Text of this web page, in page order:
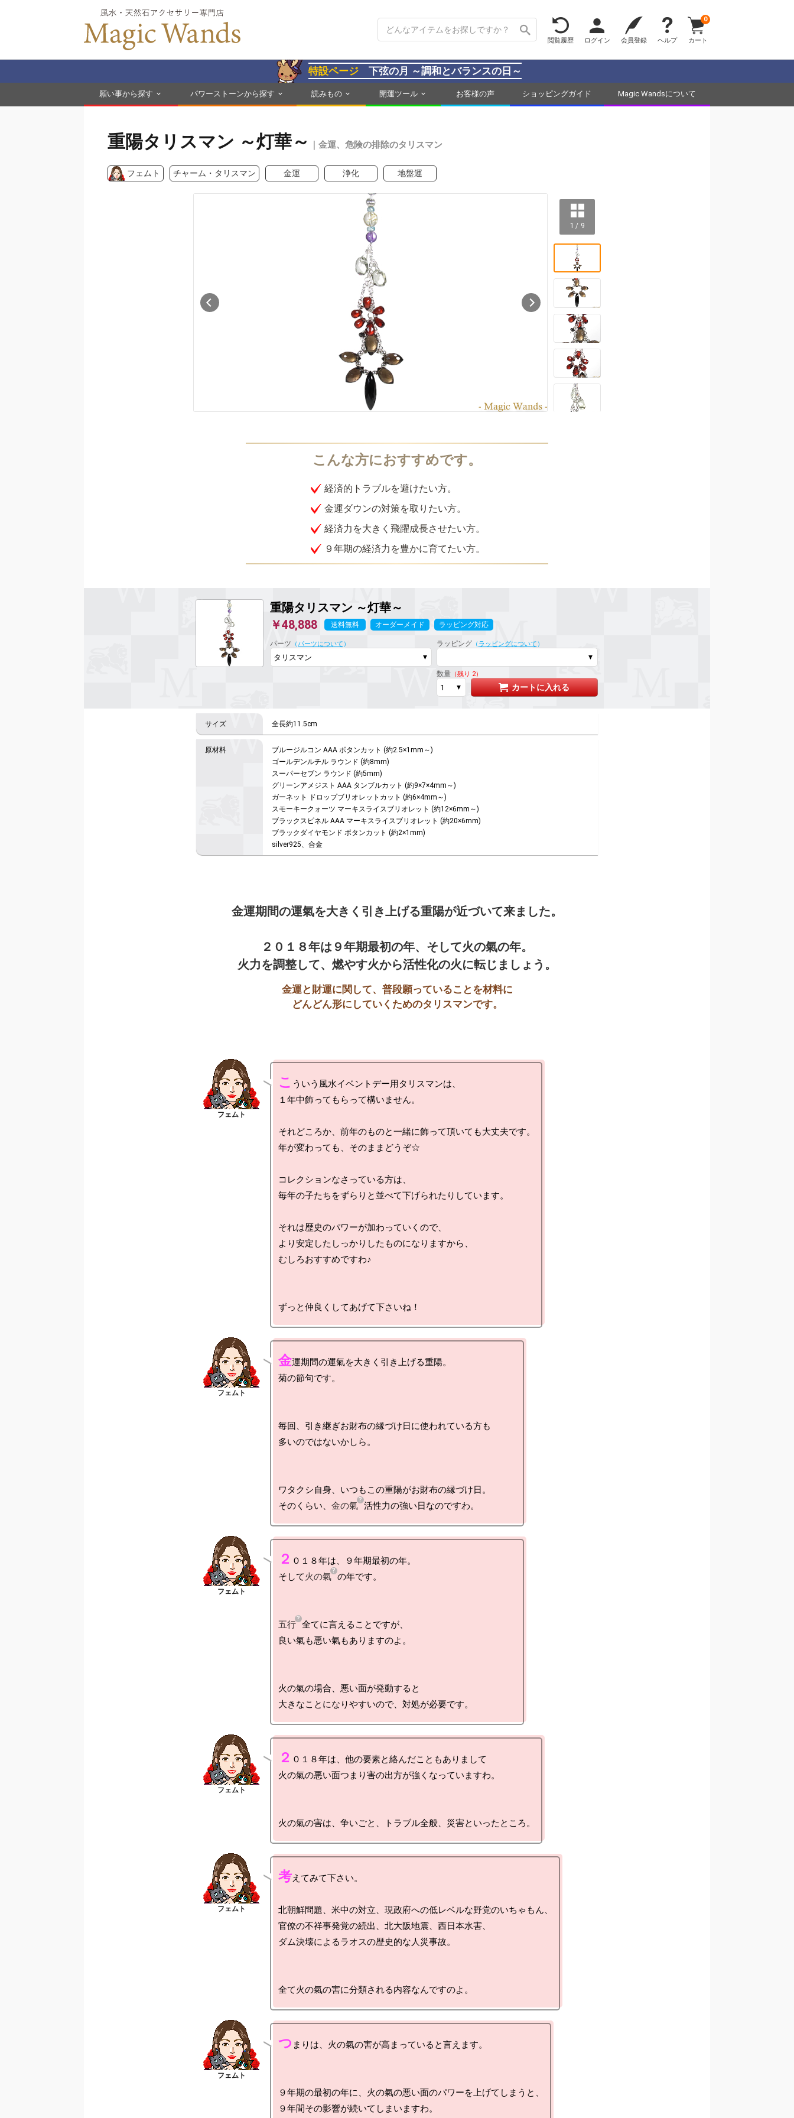
閲覧履歴 ログイン 会員登録 ヘルプ カート
0
特設ページ 下弦の月 ～調和とバランスの日～
願い事から探す パワーストーンから探す 読みもの 開運ツール お客様の声 ショッピングガイド Magic Wandsについて
重陽タリスマン ～灯華～ ｜金運、危険の排除のタリスマン
フェムト チャーム・タリスマン 金運 浄化 地盤運
1 / 9
経済的トラブルを避けたい方。
金運ダウンの対策を取りたい方。
経済力を大きく飛躍成長させたい方。
９年期の経済力を豊かに育てたい方。
重陽タリスマン ～灯華～
￥48,888
送料無料 オーダーメイド ラッピング対応
パーツ （パーツについて ） ラッピング（ ラッピングについて ）
数量（残り 2）
カートに入れる
全長約11.5cm
ブルージルコン AAA ボタンカット (約2.5×1mm～)
ゴールデンルチル ラウンド (約8mm)
スーパーセブン ラウンド (約5mm)
グリーンアメジスト AAA タンブルカット (約9×7×4mm～)
ガーネット ドロップブリオレットカット (約6×4mm～)
スモーキークォーツ マーキスライスブリオレット (約12×6mm～)
ブラックスピネル AAA マーキスライスブリオレット (約20×6mm)
ブラックダイヤモンド ボタンカット (約2×1mm)
silver925、合金
金運期間の運氣を大きく引き上げる重陽が近づいて来ました。
２０１８年は９年期最初の年、そして火の氣の年。
火力を調整して、燃やす火から活性化の火に転じましょう。
金運と財運に関して、普段願っていることを材料に
どんどん形にしていくためのタリスマンです。
こ ういう風水イベントデー用タリスマンは、
１年中飾ってもらって構いません。
それどころか、前年のものと一緒に飾って頂いても大丈夫です。
年が変わっても、そのままどうぞ☆
コレクションなさっている方は、
毎年の子たちをずらりと並べて下げられたりしています。
それは歴史のパワーが加わっていくので、
より安定したしっかりしたものになりますから、
むしろおすすめですわ♪
金運期間の運氣を大きく引き上げる重陽。
菊の節句です。
毎回、引き継ぎお財布の縁づけ日に使われている方も
多いのではないかしら。
ワタクシ自身、いつもこの重陽がお財布の縁づけ日。
そのくらい、 金の氣
２ ０１８年は、９年期最初の年。
そして火の氣 の年です。
五行 全てに言えることですが、
良い氣も悪い氣もありますのよ。
火の氣の場合、悪い面が発動すると
２ ０１８年は、他の要素と絡んだこともありまして
火の氣の悪い面つまり害の出方が強くなっていますわ。
考えてみて下さい。
北朝鮮問題、米中の対立、現政府への低レベルな野党のいちゃもん、
官僚の不祥事発覚の続出、北大阪地震、西日本水害、
ダム決壊によるラオスの歴史的な人災事故。
つ まりは、火の氣の害が高まっていると言えます。
９年期の最初の年に、火の氣の悪い面のパワーを上げてしまうと、
９年間その影響が続いてしまいますわ。